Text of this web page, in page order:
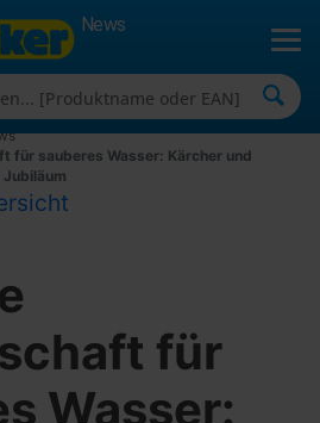
News
für sauberes Wasser: Kärcher und
Jubiläum
für
Wasser: